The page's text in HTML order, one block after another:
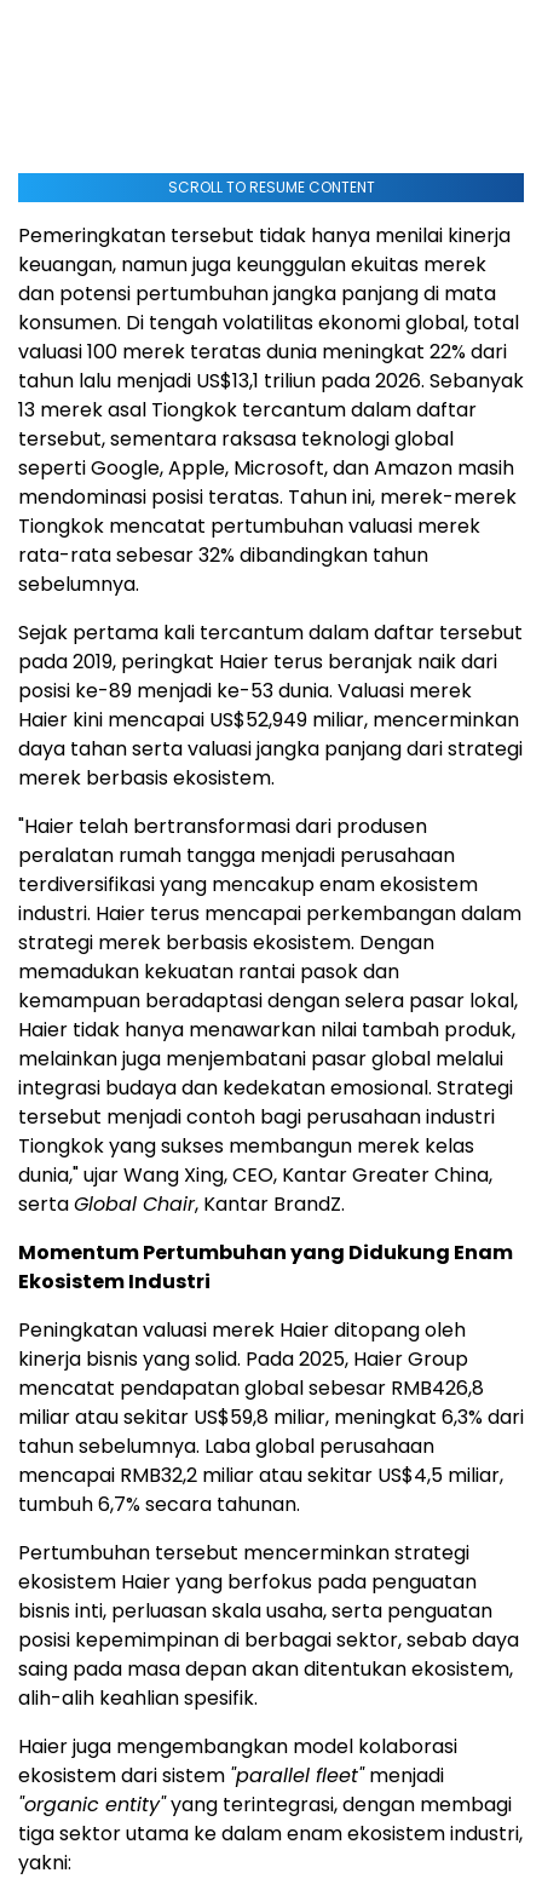
SCROLL TO RESUME CONTENT
Pemeringkatan tersebut tidak hanya menilai kinerja
keuangan, namun juga keunggulan ekuitas merek
dan potensi pertumbuhan jangka panjang di mata
konsumen. Di tengah volatilitas ekonomi global, total
valuasi 100 merek teratas dunia meningkat 22% dari
tahun lalu menjadi US$13,1 triliun pada 2026. Sebanyak
13 merek asal Tiongkok tercantum dalam daftar
tersebut, sementara raksasa teknologi global
seperti Google, Apple, Microsoft, dan Amazon masih
mendominasi posisi teratas. Tahun ini, merek-merek
Tiongkok mencatat pertumbuhan valuasi merek
rata-rata sebesar 32% dibandingkan tahun
sebelumnya.
Sejak pertama kali tercantum dalam daftar tersebut
pada 2019, peringkat Haier terus beranjak naik dari
posisi ke-89 menjadi ke-53 dunia. Valuasi merek
Haier kini mencapai US$52,949 miliar, mencerminkan
daya tahan serta valuasi jangka panjang dari strategi
merek berbasis ekosistem.
"Haier telah bertransformasi dari produsen
peralatan rumah tangga menjadi perusahaan
terdiversifikasi yang mencakup enam ekosistem
industri. Haier terus mencapai perkembangan dalam
strategi merek berbasis ekosistem. Dengan
memadukan kekuatan rantai pasok dan
kemampuan beradaptasi dengan selera pasar lokal,
Haier tidak hanya menawarkan nilai tambah produk,
melainkan juga menjembatani pasar global melalui
integrasi budaya dan kedekatan emosional. Strategi
tersebut menjadi contoh bagi perusahaan industri
Tiongkok yang sukses membangun merek kelas
dunia," ujar Wang Xing, CEO, Kantar Greater China,
sertaGlobal Chair, Kantar BrandZ.
Momentum Pertumbuhan yang Didukung Enam
Ekosistem Industri
Peningkatan valuasi merek Haier ditopang oleh
kinerja bisnis yang solid. Pada 2025, Haier Group
mencatat pendapatan global sebesar RMB426,8
miliar atau sekitar US$59,8 miliar, meningkat 6,3% dari
tahun sebelumnya. Laba global perusahaan
mencapai RMB32,2 miliar atau sekitar US$4,5 miliar,
tumbuh 6,7% secara tahunan.
Pertumbuhan tersebut mencerminkan strategi
ekosistem Haier yang berfokus pada penguatan
bisnis inti, perluasan skala usaha, serta penguatan
posisi kepemimpinan di berbagai sektor, sebab daya
saing pada masa depan akan ditentukan ekosistem,
alih-alih keahlian spesifik.
Haier juga mengembangkan model kolaborasi
ekosistem dari sistem "parallel fleet"menjadi
"organic entity"yang terintegrasi, dengan membagi
tiga sektor utama ke dalam enam ekosistem industri,
yakni: